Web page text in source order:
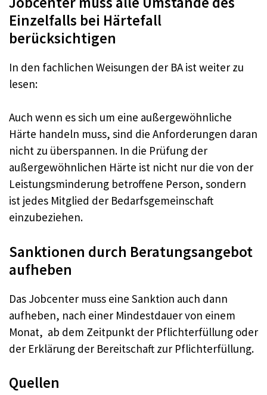
Einzelfalls bei Härtefall
berücksichtigen
In den fachlichen Weisungen der BA ist weiter zu
lesen:
Auch wenn es sich um eine außergewöhnliche
Härte handeln muss, sind die Anforderungen daran
nicht zu überspannen. In die Prüfung der
außergewöhnlichen Härte ist nicht nur die von der
Leistungsminderung betroffene Person, sondern
ist jedes Mitglied der Bedarfsgemeinschaft
einzubeziehen.
Sanktionen durch Beratungsangebot
aufheben
Das Jobcenter muss eine Sanktion auch dann
aufheben, nach einer Mindestdauer von einem
Monat, ab dem Zeitpunkt der Pflichterfüllung oder
der Erklärung der Bereitschaft zur Pflichterfüllung.
Quellen